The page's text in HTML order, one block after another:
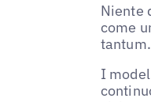
Niente
come
tantum.
I